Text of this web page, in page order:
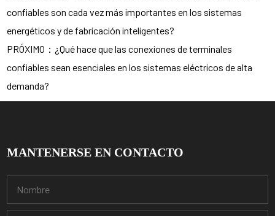
confiables son cada vez más importantes en los sistemas
energéticos y de fabricación inteligentes?
PRÓXIMO：¿Qué hace que las conexiones de terminales
confiables sean esenciales en los sistemas eléctricos de alta
demanda?
MANTENERSE EN CONTACTO